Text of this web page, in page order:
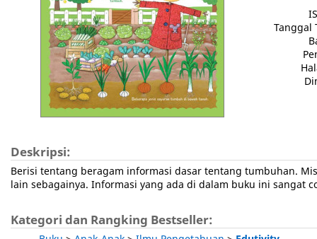
Tanggal
Deskripsi:
Berisi tentang beragam informasi dasar tentang tumbuhan.
lain sebagainya. Informasi yang ada di dalam buku ini sangat
Kategori dan Rangking Bestseller: